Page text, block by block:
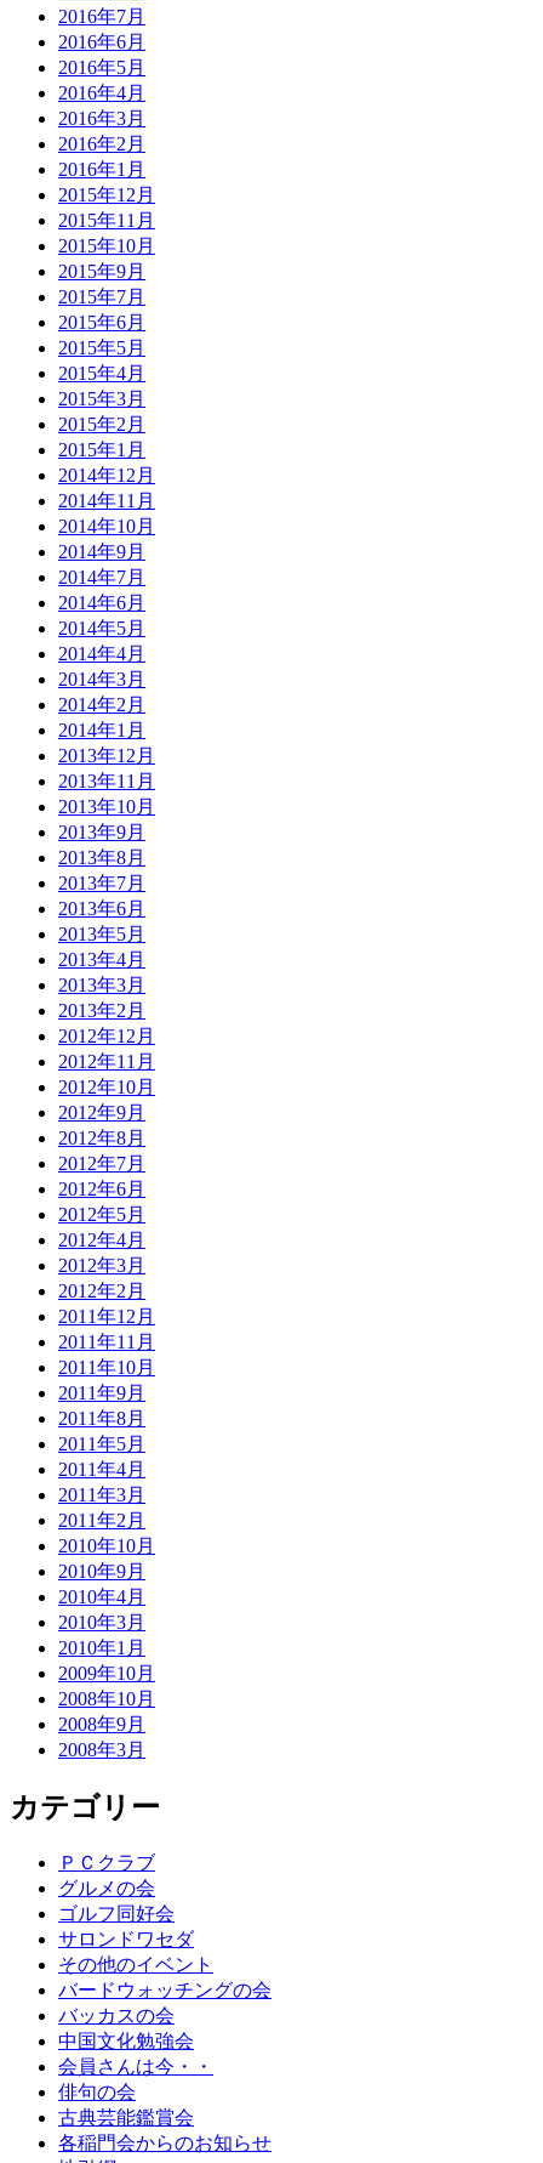
2016年7月
2016年6月
2016年5月
2016年4月
2016年3月
2016年2月
2016年1月
2015年12月
2015年11月
2015年10月
2015年9月
2015年7月
2015年6月
2015年5月
2015年4月
2015年3月
2015年2月
2015年1月
2014年12月
2014年11月
2014年10月
2014年9月
2014年7月
2014年6月
2014年5月
2014年4月
2014年3月
2014年2月
2014年1月
2013年12月
2013年11月
2013年10月
2013年9月
2013年8月
2013年7月
2013年6月
2013年5月
2013年4月
2013年3月
2013年2月
2012年12月
2012年11月
2012年10月
2012年9月
2012年8月
2012年7月
2012年6月
2012年5月
2012年4月
2012年3月
2012年2月
2011年12月
2011年11月
2011年10月
2011年9月
2011年8月
2011年5月
2011年4月
2011年3月
2011年2月
2010年10月
2010年9月
2010年4月
2010年3月
2010年1月
2009年10月
2008年10月
2008年9月
2008年3月
カテゴリー
ＰＣクラブ
グルメの会
ゴルフ同好会
サロンドワセダ
その他のイベント
バードウォッチングの会
バッカスの会
中国文化勉強会
会員さんは今・・
俳句の会
古典芸能鑑賞会
各稲門会からのお知らせ